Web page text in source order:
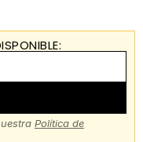
Política de